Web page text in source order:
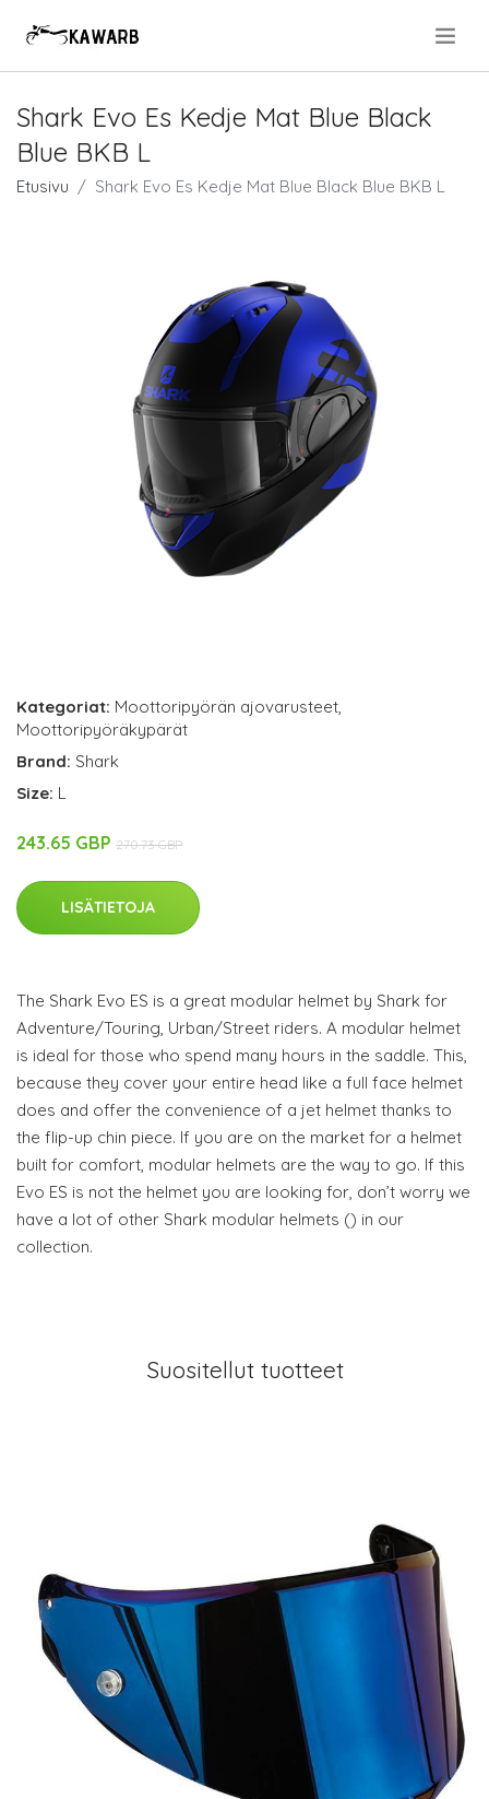
Shark Evo Es Kedje Mat Blue Black
Blue BKB L
Etusivu Shark Evo Es Kedje Mat Blue Black Blue BKB L
Kategoriat: Moottoripyörän ajovarusteet,
Moottoripyöräkypärät
Brand: Shark
Size: L
243.65 GBP 270.73 GBP
LISÄTIETOJA
The Shark Evo ES is a great modular helmet by Shark for
Adventure/Touring, Urban/Street riders. A modular helmet
is ideal for those who spend many hours in the saddle. This,
because they cover your entire head like a full face helmet
does and offer the convenience of a jet helmet thanks to
the flip-up chin piece. If you are on the market for a helmet
built for comfort, modular helmets are the way to go. If this
Evo ES is not the helmet you are looking for, don’t worry we
have a lot of other Shark modular helmets () in our
collection.
Suositellut tuotteet